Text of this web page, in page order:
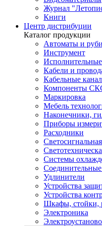
Журнал
Книги
Центр дистрибуции
Каталог продукции
Автоматы и
Инструмент
Исполнительные
Кабели и
Кабельные
Компоненты
Маркировка
Мебель
Наконечники,
Приборы
Расходники
Системы
Удлинители
Устройства
Устройства
Шкафы, стойки,
Электроника